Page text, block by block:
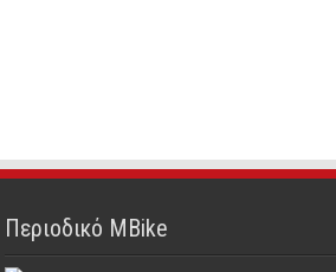
Περιοδικό MBike